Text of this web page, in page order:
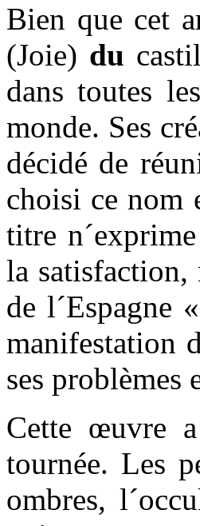
Bien que cet
(Joie) du
dans toutes
monde. Ses
décidé de
choisi ce nom
titre
la satisfaction,
de l´Espagne
manifestation
ses problèmes
Cette œuvre
tournée. Les
ombres,